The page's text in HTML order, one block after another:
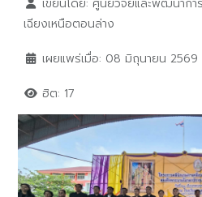
เขียนโดย: ศูนย์วิจัยและพัฒนาก
เฉียงเหนือตอนล่าง
เผยแพร่เมื่อ: 08 มิถุนายน 2569
ฮิต: 17